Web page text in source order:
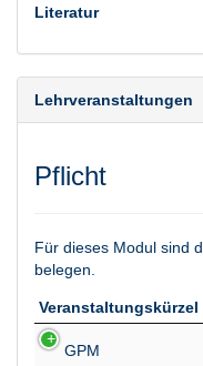
Literatur
Lehrveranstaltungen
Pflicht
Für dieses Modul sind
belegen.
Veranstaltungskürzel
Veranstaltungskürzel
GPM